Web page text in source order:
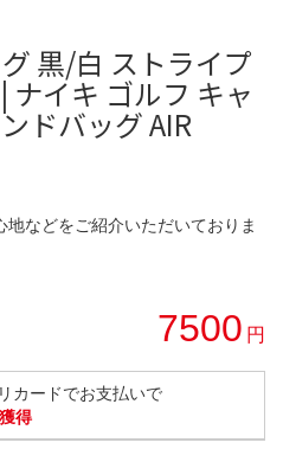
黒/白 ストライプ
ナイキ ゴルフ キャ
ドバッグ AIR
などをご紹介いただいておりま
7500 円
カードでお支払いで
得